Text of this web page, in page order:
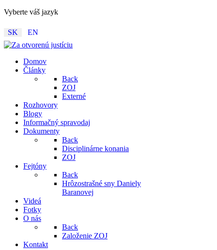
Vyberte váš jazyk
SK EN
Domov
Články
Back
ZOJ
Externé
Rozhovory
Blogy
Informačný spravodaj
Dokumenty
Back
Disciplinárne konania
ZOJ
Fejtóny
Back
Hrôzostrašné sny Daniely
Baranovej
Videá
Fotky
O nás
Back
Založenie ZOJ
Kontakt